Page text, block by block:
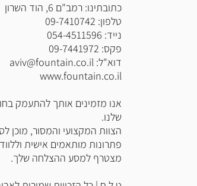
כתובתינו: רמב"ם 6, הוד השרון
טלפון: 09-7410742
נייד: 054-4511596
פקס: 09-7441972
דוא"ל: aviv@fountain.co.il
www.fountain.co.il
אנו מזמינים אותך להתעמק
שלנו.
הצוות המקצועי והמסור, מוכן
פתרונות מותאמים אישית
מצטרף למסע ההצלחה שלך.